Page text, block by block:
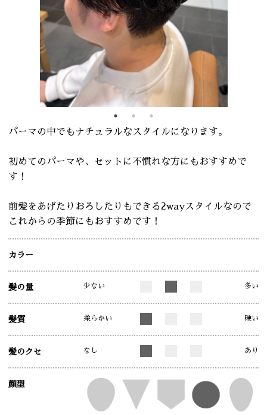
パーマの中でもナチュラルなスタイルになります。
初めてのパーマや、セットに不慣れな方にもおすすめで
す！
前髪をあげたりおろしたりもできる2wayスタイルなので
これからの季節にもおすすめです！
カラー
髪の量 少ない 多い
髪質 柔らかい 硬い
髪のクセ なし あり
顔型